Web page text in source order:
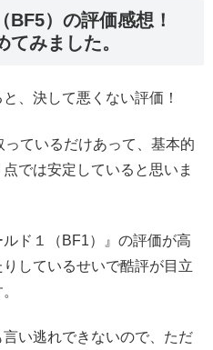
BF5）の評価感想！
みました。
、決して悪くない評価！
ているだけあって、基本的
では安定していると思いま
ド１（BF1）』の評価が高
しているせいで酷評が目立
い逃れできないので、ただ